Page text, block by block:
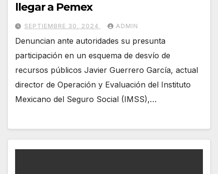
llegar a Pemex
SEPTIEMBRE 30, 2024 ADMIN
Denuncian ante autoridades su presunta
participación en un esquema de desvío de
recursos públicos Javier Guerrero García, actual
director de Operación y Evaluación del Instituto
Mexicano del Seguro Social (IMSS),…